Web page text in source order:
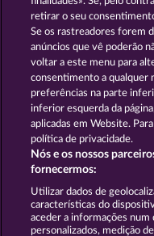
Declaração
Empresa
retirar o seu
Se os rastreadores forem
anúncios que vê poderão
voltar a este menu para
consentimento a qualquer
preferências na parte
inferior esquerda da
aplicadas em Website.
política de privacidade.
Nós e os nossos
fornecermos:
Utilizar dados de
características do
aceder a informações
personalizados, medição